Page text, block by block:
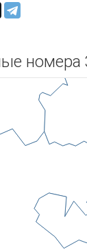
номера